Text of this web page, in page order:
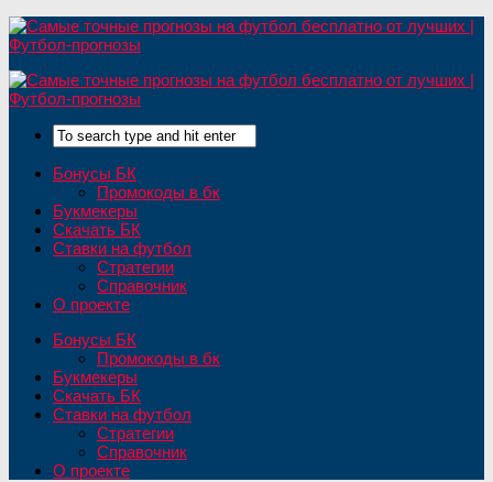
Бонусы БК
Промокоды в бк
Букмекеры
Скачать БК
Ставки на футбол
Стратегии
Справочник
О проекте
Бонусы БК
Промокоды в бк
Букмекеры
Скачать БК
Ставки на футбол
Стратегии
Справочник
О проекте